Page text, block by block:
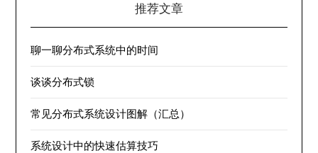
推荐文章
聊一聊分布式系统中的时间
谈谈分布式锁
常见分布式系统设计图解（汇总）
系统设计中的快速估算技巧